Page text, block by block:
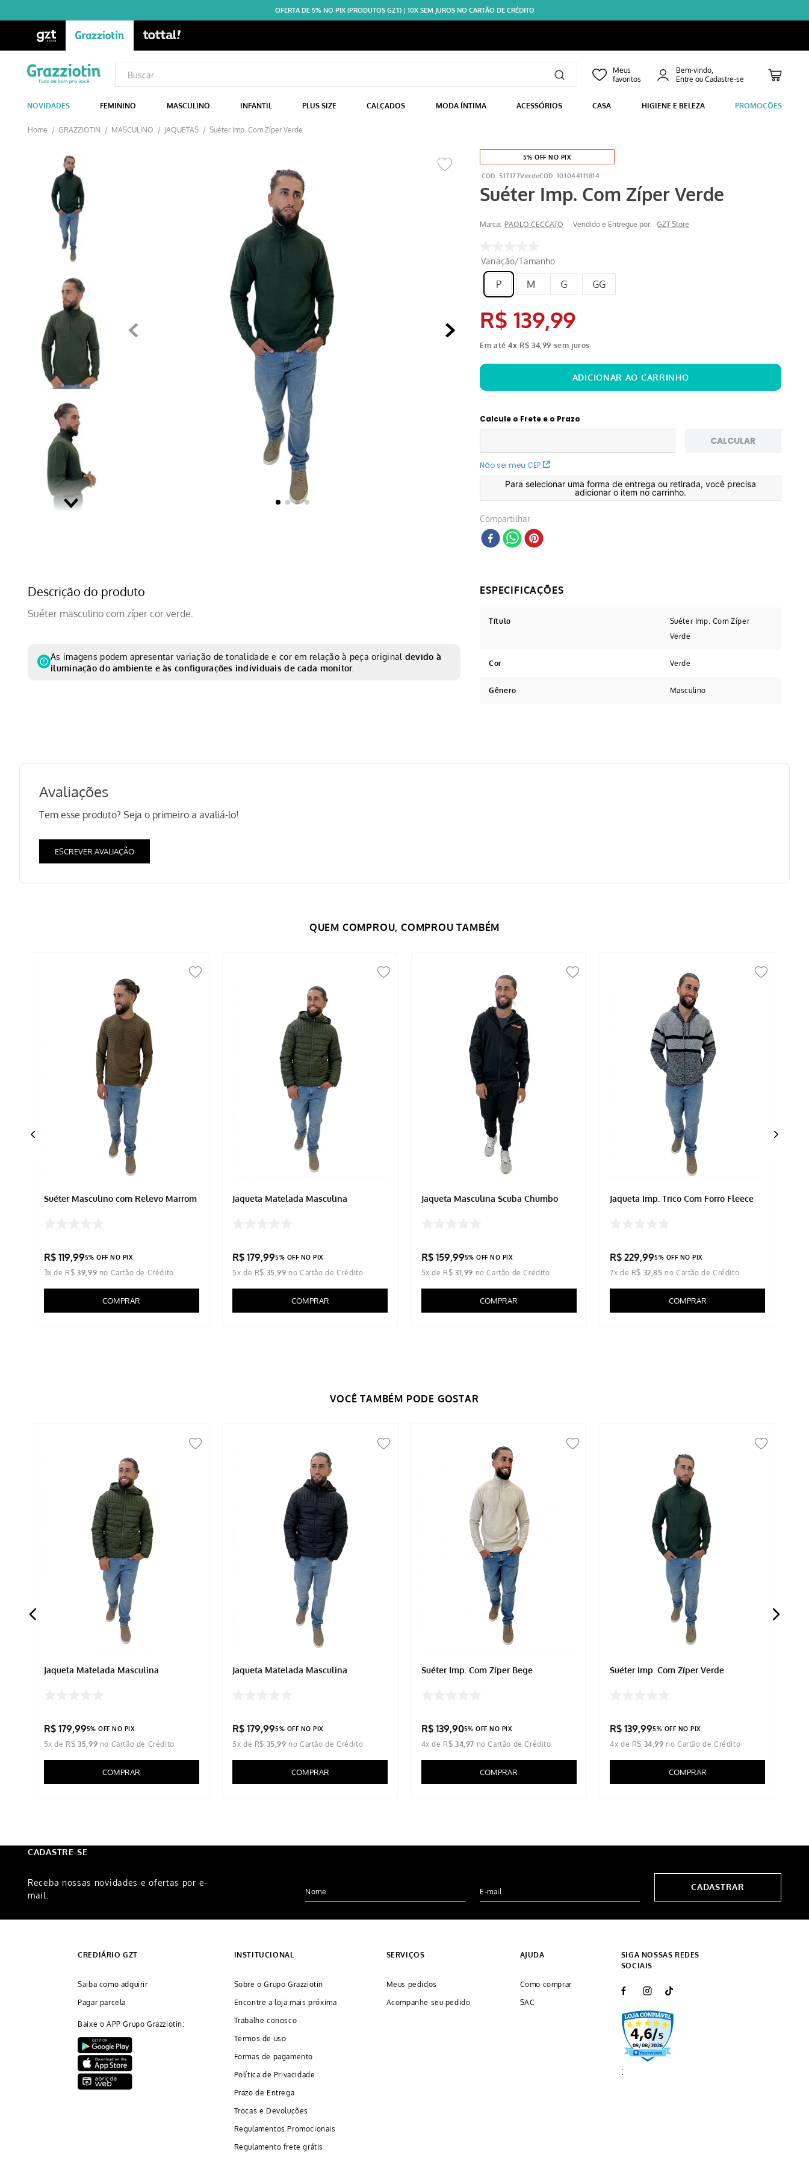
OFERTA DE 5% NO PIX (PRODUTOS GZT) | 10X SEM JUROS NO CARTÃO DE CRÉDITO
Bem-vindo,
NOVIDADES FEMININO MASCULINO INFANTIL PLUS SIZE CALÇADOS MODA ÍNTIMA ACESSÓRIOS CASA HIGIENE E BELEZA PROMOÇÕES
GRAZZIOTIN MASCULINO JAQUETAS Suéter Imp. Com Zíper Verde
5% OFF NO PIX
517177Verde 101044111814
Suéter Imp. Com Zíper Verde
Marca: PAOLO CECCATO Vendido e Entregue por: GZT Store
Variação/Tamanho
P M G GG
R$ 139,99
Em até4x R$ 34,99 sem juros
Calcule o Frete e o Prazo
Não sei meu CEP
CALCULAR
Para selecionar uma forma de entrega ou retirada, você precisa
adicionar o item no carrinho.
Compartilhar
Descrição do produto
Suéter masculino com zíper cor verde.
As imagens podem apresentar variação de tonalidade e cor em relação à peça original devido à
iluminação do ambiente e às configurações individuais de cada monitor.
Título
Suéter Imp. Com Zíper
Verde
Cor Verde
Gênero Masculino
Avaliações
Tem esse produto? Seja o primeiro a avaliá-lo!
ESCREVER AVALIAÇÃO
Suéter Masculino com Relevo Marrom
R$ 119,995% OFF NO PIX
3x de R$ 39,99
COMPRAR
Jaqueta Matelada Masculina
R$ 179,995% OFF NO PIX
5x de R$ 35 ,99
COMPRAR
Jaqueta Masculina Scuba Chumbo
R$ 159,995% OFF NO PIX
5x de R$ 31,99
COMPRAR
Jaqueta Imp. Trico Com Forro Fleece
R$ 229,995% OFF NO PIX
7x de R$ 32,85
COMPRAR
Jaqueta Matelada Masculina
R$ 179,995% OFF NO PIX
5x de R$ 35,99
COMPRAR
Jaqueta Matelada Masculina
R$ 179,995% OFF NO PIX
5x de R$ 35 ,99
COMPRAR
Suéter Imp. Com Zíper Bege
R$ 139,905% OFF NO PIX
4x de R$ 34,97
COMPRAR
Suéter Imp. Com Zíper Verde
R$ 139,995% OFF NO PIX
4x de R$ 34,99
COMPRAR
CADASTRE-SE
Receba nossas novidades e ofertas por e-
mail.
CADASTRAR
CREDIÁRIO GZT
Saiba como adquirir
Pagar parcela
Baixe o APP Grupo Grazziotin:
INSTITUCIONAL
Sobre o Grupo Grazziotin
Encontre a loja mais próxima
Trabalhe conosco
Termos de uso
Formas de pagamento
Política de Privacidade
Prazo de Entrega
Trocas e Devoluções
Regulamentos Promocionais
Regulamento frete grátis
SERVIÇOS
Meus pedidos
Acompanhe seu pedido
AJUDA
Como comprar
SAC
SIGA NOSSAS REDES
SOCIAIS
: